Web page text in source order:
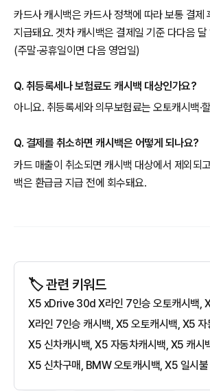
카드사 캐시백은 카드사 정책에 따라 보통 결제
지급돼요. 겟차 캐시백은 결제일 기준 다다음
(주말·공휴일이면 다음 영업일)
Q. 취등록세나 보험료도 캐시백 대상인가요?
아니요. 취등록세와 의무보험료는 오토캐시백·
Q. 결제를 취소하면 캐시백은 어떻게 되나요?
카드 매출이 취소되면 캐시백 대상에서 제외되
백은 환급금 지급 전에 회수돼요.
🏷️ 관련 키워드
X5 xDrive 30d X라인 7인승 오토캐시백,
X라인 7인승 캐시백, X5 오토캐시백, X5 자
X5 신차캐시백, X5 자동차캐시백, X5 캐시
X5 신차구매, BMW 오토캐시백, X5 일시불